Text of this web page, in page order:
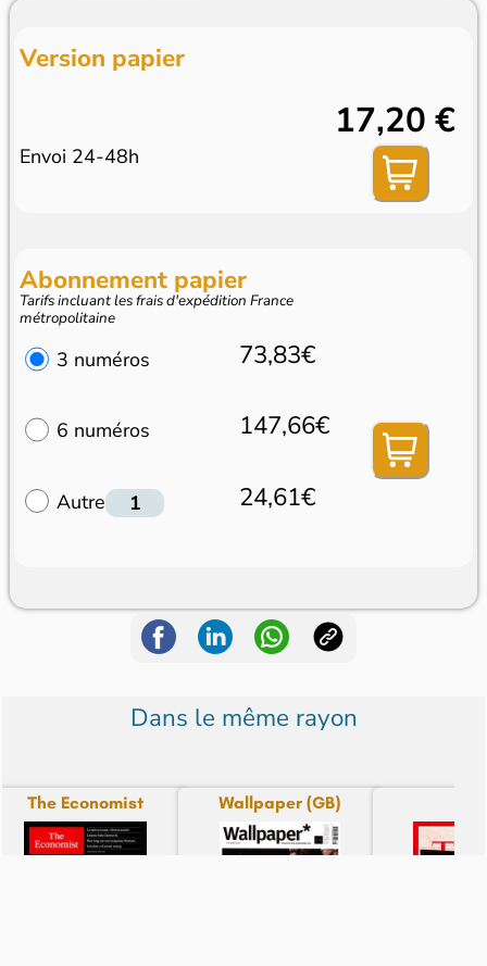
Version papier
Envoi 24-48h
17,20 €
Abonnement papier
Tarifs incluant les frais d'expédition France
métropolitaine
3 numéros 73,83€
6 numéros 147,66€
Autre 24,61€
Dans le même rayon
The Economist Wallpaper (GB)